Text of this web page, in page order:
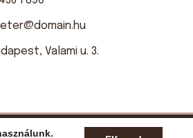
Valami u. 3.